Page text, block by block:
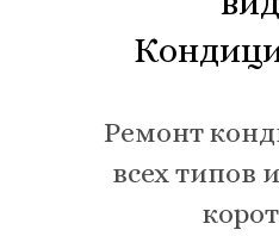
Ремонт
всех типов